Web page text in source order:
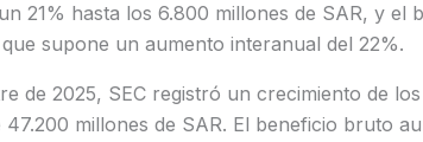
21% hasta los 6.800 millones de SAR, y el
supone un aumento interanual del 22%.
de 2025, SEC registró un crecimiento de
millones de SAR. El beneficio bruto